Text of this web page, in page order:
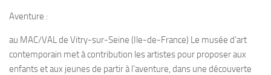
Aventure :
au MAC/VAL de Vitry-sur-Seine (Ile-de-France) Le musée d’art
contemporain met à contribution les artistes pour proposer aux
enfants et aux jeunes de partir à l’aventure, dans une découverte